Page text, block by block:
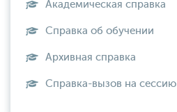
Академическая справка
Справка об обучении
Архивная справка
Справка-вызов на сессию